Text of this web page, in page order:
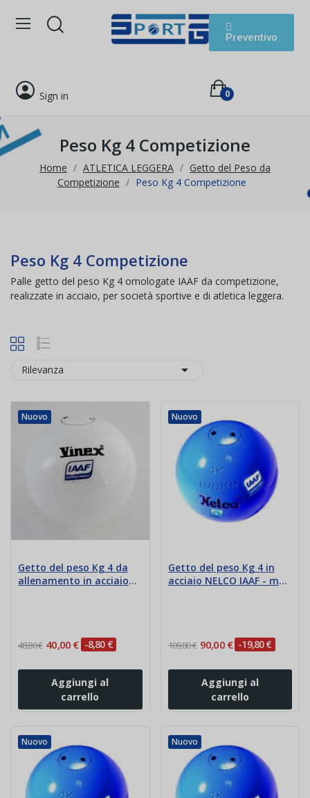
Preventivo
Sign in 0
Peso Kg 4 Competizione
Home ATLETICA LEGGERA
Getto del Peso da
Competizione
Peso Kg 4 Competizione
Peso Kg 4 Competizione
Palle getto del peso Kg 4 omologate IAAF da competizione,
realizzate in acciaio, per società sportive e di atletica leggera.
Rilevanza 
Nuovo
Getto del peso Kg 4 da
allenamento in acciaio
48,80 € 40,00 € -8,80 €
Aggiungi al
carrello
Nuovo
Getto del peso Kg 4 in
acciaio NELCO IAAF - mm
109,80 € 90,00 € -19,80 €
Aggiungi al
carrello
Nuovo Nuovo